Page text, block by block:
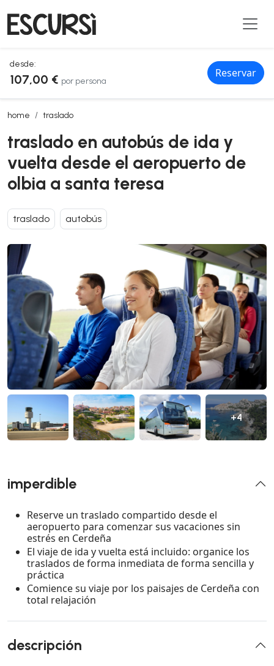
desde:
107,00 € por persona
Reservar
home traslado
traslado en autobús de ida y vuelta desde el aeropuerto de olbia a
traslado en autobús de ida y
vuelta desde el aeropuerto de
olbia a santa teresa
traslado autobús
+4
imperdible
Reserve un traslado compartido desde el
aeropuerto para comenzar sus vacaciones sin
estrés en Cerdeña
El viaje de ida y vuelta está incluido: organice los
traslados de forma inmediata de forma sencilla y
práctica
Comience su viaje por los paisajes de Cerdeña con
total relajación
descripción